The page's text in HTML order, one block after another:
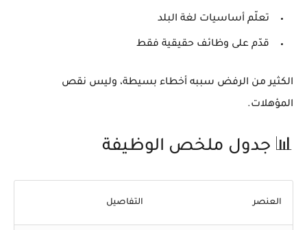
تعلّم أساسيات لغة البلد
قدّم على وظائف حقيقية فقط
الكثير من الرفض سببه أخطاء بسيطة، وليس نقص
المؤهلات.
📊 جدول ملخص الوظيفة
العنصر التفاصيل